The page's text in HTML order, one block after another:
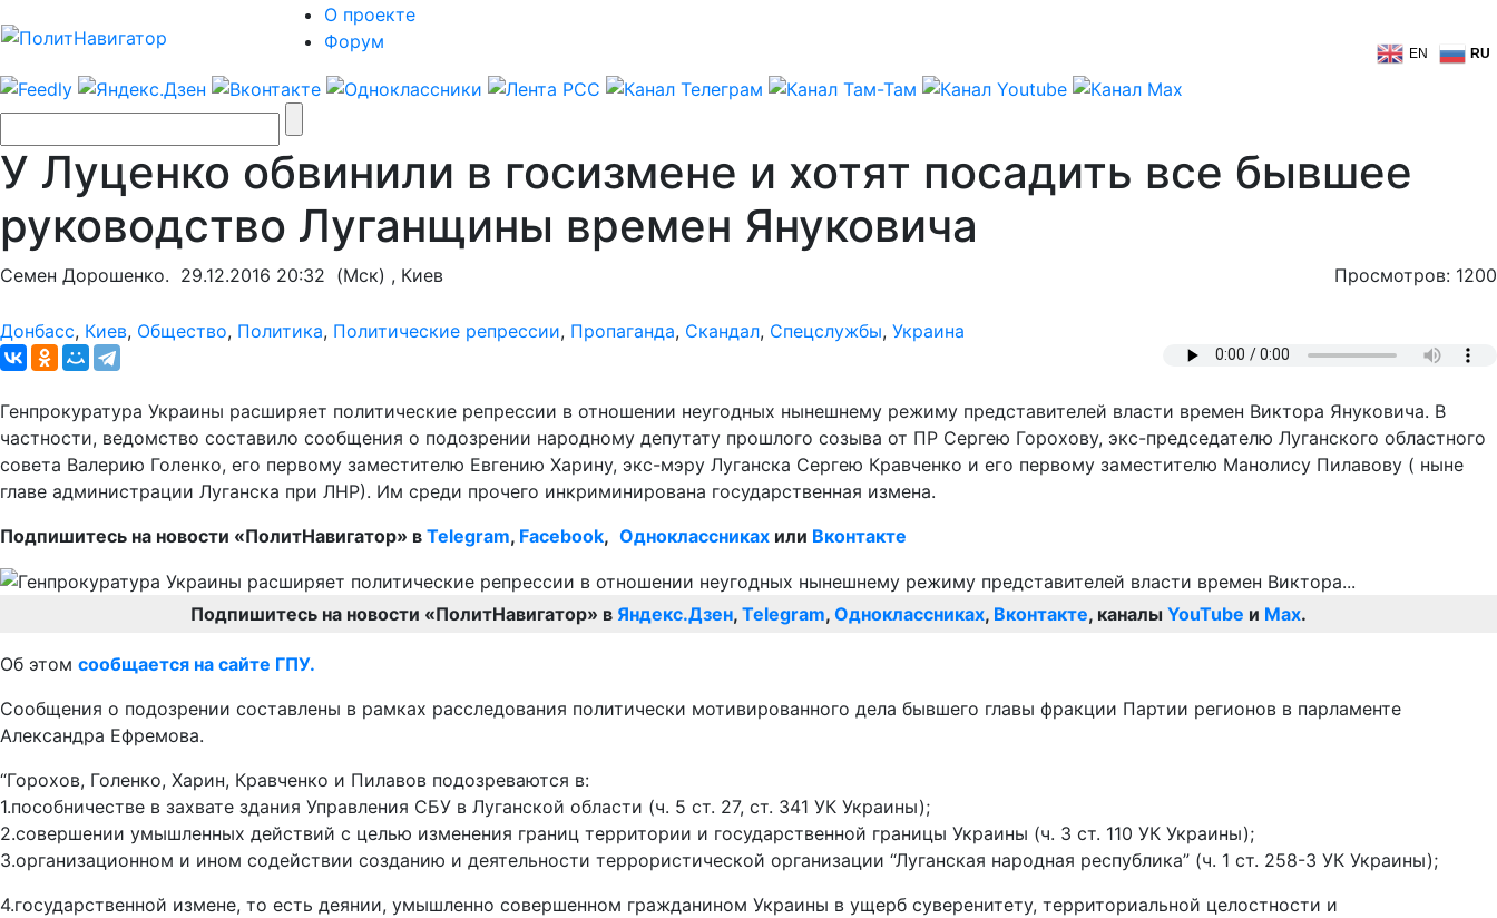
О проекте
Форум
EN RU
У Луценко обвинили в госизмене и хотят посадить все бывшее
руководство Луганщины времен Януковича
Семен Дорошенко. 29.12.2016 20:32 (Мск) , Киев Просмотров: 1200
Донбасс, Киев, Общество, Политика, Политические репрессии, Пропаганда, Скандал, Спецслужбы, Украина
Генпрокуратура Украины расширяет политические репрессии в отношении неугодных нынешнему режиму представителей власти времен Виктора Януковича. В
частности, ведомство составило сообщения о подозрении народному депутату прошлого созыва от ПР Сергею Горохову, экс-председателю Луганского областного
совета Валерию Голенко, его первому заместителю Евгению Харину, экс-мэру Луганска Сергею Кравченко и его первому заместителю Манолису Пилавову ( ныне
главе администрации Луганска при ЛНР). Им среди прочего инкриминирована государственная измена.
Подпишитесь на новости «ПолитНавигатор» в Telegram, Facebook, Одноклассниках или Вконтакте
Подпишитесь на новости «ПолитНавигатор» в Яндекс.Дзен, Telegram, Одноклассниках, Вконтакте, каналы YouTube и Max.
Об этом сообщается на сайте ГПУ.
Сообщения о подозрении составлены в рамках расследования политически мотивированного дела бывшего главы фракции Партии регионов в парламенте
Александра Ефремова.
“Горохов, Голенко, Харин, Кравченко и Пилавов подозреваются в:
1.пособничестве в захвате здания Управления СБУ в Луганской области (ч. 5 ст. 27, ст. 341 УК Украины);
2.совершении умышленных действий с целью изменения границ территории и государственной границы Украины (ч. 3 ст. 110 УК Украины);
3.организационном и ином содействии созданию и деятельности террористической организации “Луганская народная республика” (ч. 1 ст. 258-3 УК Украины);
4.государственной измене, то есть деянии, умышленно совершенном гражданином Украины в ущерб суверенитету, территориальной целостности и